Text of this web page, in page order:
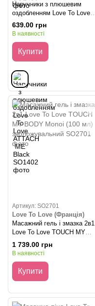
Наручники з плюшевим
оздобленням Love To Love
ATTACH ME Black
639.00 грн
В наявності
Купити
Артикул: SO2701
Love To Love (Франція)
Масажний гель і змазка 2в1
Love To Love TOUCH MY
BODY Monoi (100 мл)
зволожувальний
1 739.00 грн
В наявності
Купити